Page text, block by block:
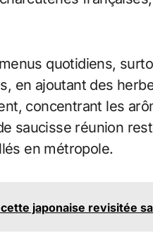
quotidiens,
en ajoutant des
concentrant les
saucisse réunion
en métropole.
japonaise revisitée